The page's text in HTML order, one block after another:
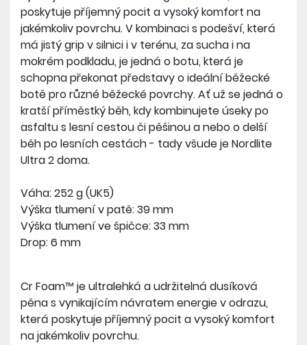
poskytuje příjemný pocit a vysoký komfort na
jakémkoliv povrchu. V kombinaci s podešví, která
má jistý grip v silnici i v terénu, za sucha i na
mokrém podkladu, je jedná o botu, která je
schopna překonat představy o ideální běžecké
botě pro různé běžecké povrchy. Ať už se jedná o
kratší příměstký běh, kdy kombinujete úseky po
asfaltu s lesní cestou či pěšinou a nebo o delší
běh po lesních cestách - tady všude je Nordlite
Ultra 2 doma.
Váha: 252 g (UK5)
Výška tlumení v patě: 39 mm
Výška tlumení ve špičce: 33 mm
Drop: 6 mm
Cr Foam™ je ultralehká a udržitelná dusíková
pěna s vynikajícím návratem energie v odrazu,
která poskytuje příjemný pocit a vysoký komfort
na jakémkoliv povrchu.